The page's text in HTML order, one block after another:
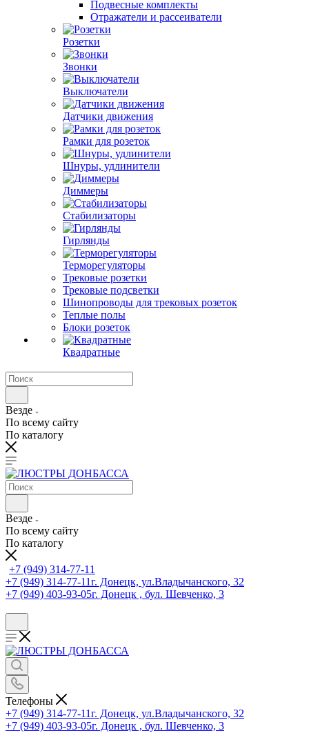
Подвесные комплекты
Отражатели и рассеиватели
Розетки
Звонки
Выключатели
Датчики движения
Рамки для розеток
Шнуры, удлинители
Диммеры
Стабилизаторы
Гирлянды
Терморегуляторы
Трековые розетки
Трековые подсветки
Шинопроводы для трековых розеток
Теплые полы
Блоки розеток
Квадратные
Везде
По всему сайту
По каталогу
Везде
По всему сайту
По каталогу
+7 (949) 314-77-11
+7 (949) 314-77-11г. Донецк, ул.Владычанского, 32
+7 (949) 403-93-05г. Донецк , бул. Шевченко, 3
Телефоны
+7 (949) 314-77-11г. Донецк, ул.Владычанского, 32
+7 (949) 403-93-05г. Донецк , бул. Шевченко, 3